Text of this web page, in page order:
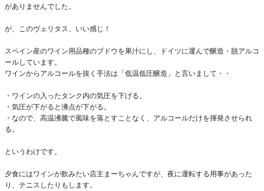
がありませんでした。
が、このヴェリタス、いい感じ！
スペイン産のワイン用品種のブドウを果汁にし、ドイツに運んで醸造・脱アルコ
ールしています。
ワインからアルコールを抜く手法は「低温低圧醸造」と言いまして・・
・ワインの入ったタンク内の気圧を下げる。
・気圧が下がると沸点が下がる。
・なので、高温沸騰で風味を落とすことなく、アルコールだけを揮発させられ
る。
というわけです。
夕食にはワインが飲みたい店主まーちゃんですが、夜に運転する用事があった
り、テニスしたりもします。